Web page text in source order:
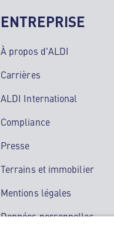
ENTREPRISE
À propos d'ALDI
Carrières
ALDI International
Compliance
Presse
Terrains et immobilier
Mentions légales
Données personnelles